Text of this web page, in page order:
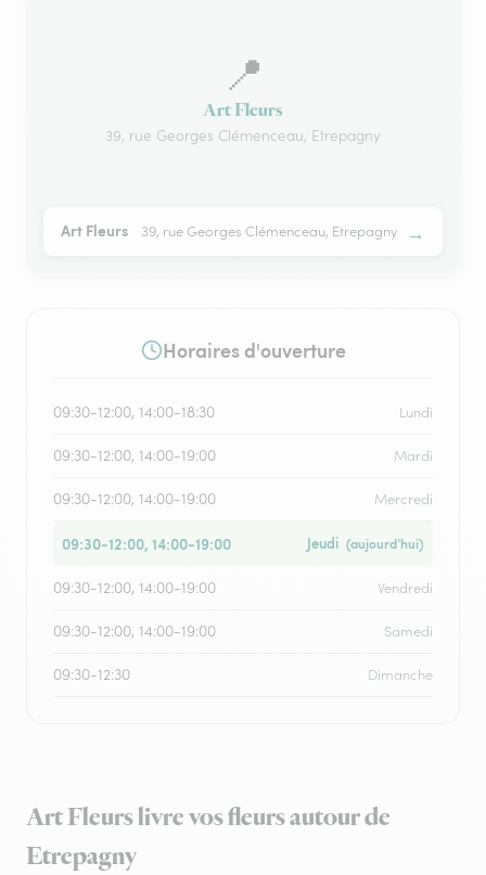
📍
Art Fleurs
39, rue Georges Clémenceau, Etrepagny
Art Fleurs 39, rue Georges Clémenceau, Etrepagny →
Horaires d'ouverture
09:30-12:00, 14:00-18:30 Lundi
09:30-12:00, 14:00-19:00 Mardi
09:30-12:00, 14:00-19:00 Mercredi
09:30-12:00, 14:00-19:00 Jeudi (aujourd’hui)
09:30-12:00, 14:00-19:00 Vendredi
09:30-12:00, 14:00-19:00 Samedi
09:30-12:30 Dimanche
Art Fleurs livre vos fleurs autour de
Etrepagny